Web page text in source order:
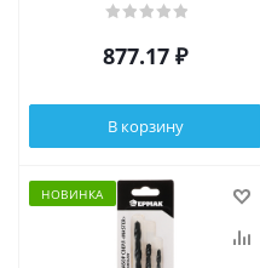
877.17 ₽
В корзину
НОВИНКА